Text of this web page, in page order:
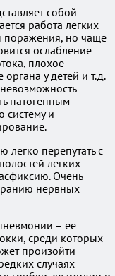
собой
работа легких
поражения, но чаще
ослабление
плохое
у детей и т.д.
патогенным
и
перепутать с
легких
Очень
нервных
– ее
среди которых
произойти
случаях